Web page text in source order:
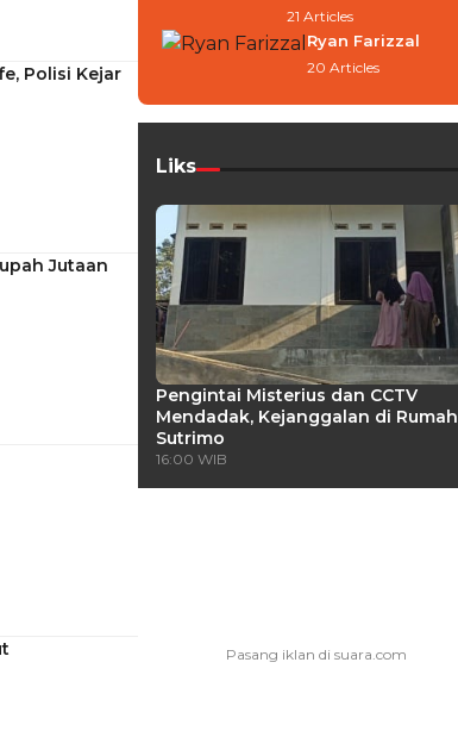
Polisi Kejar
Jutaan
21 Articles
Ryan Farizzal
20 Articles
Liks
Pengintai Misterius dan CCTV
Mendadak, Kejanggalan di Rumah
Sutrimo
16:00 WIB